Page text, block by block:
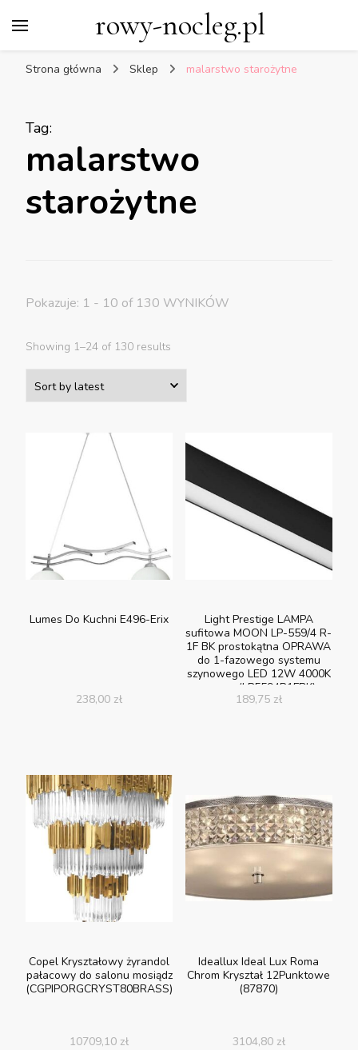
rowy-nocleg.pl
Strona główna Sklep malarstwo starożytne
Tag:
malarstwo
starożytne
Pokazuje: 1 - 10 of 130 WYNIKÓW
Showing 1–24 of 130 results
Lumes Do Kuchni E496-Erix
238,00 zł
Light Prestige LAMPA
sufitowa MOON LP-559/4 R-
1F BK prostokątna OPRAWA
do 1-fazowego systemu
szynowego LED 12W 4000K
czarna (LP5594R1FBK)
189,75 zł
Copel Kryształowy żyrandol
pałacowy do salonu mosiądz
(CGPIPORGCRYST80BRASS)
10709,10 zł
Ideallux Ideal Lux Roma
Chrom Kryształ 12Punktowe
(87870)
3104,80 zł